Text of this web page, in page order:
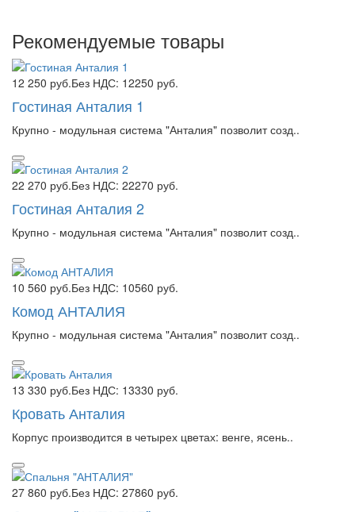
Рекомендуемые товары
12 250 руб.Без НДС: 12250 руб.
Гостиная Анталия 1
Крупно - модульная система "Анталия" позволит созд..
22 270 руб.Без НДС: 22270 руб.
Гостиная Анталия 2
Крупно - модульная система "Анталия" позволит созд..
10 560 руб.Без НДС: 10560 руб.
Комод АНТАЛИЯ
Крупно - модульная система "Анталия" позволит созд..
13 330 руб.Без НДС: 13330 руб.
Кровать Анталия
Корпус производится в четырех цветах: венге, ясень..
27 860 руб.Без НДС: 27860 руб.